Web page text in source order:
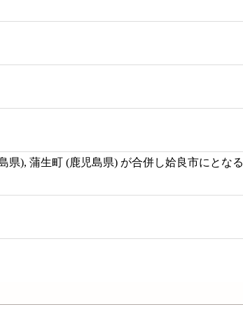
県), 蒲生町 (鹿児島県) が合併し姶良市にとなる